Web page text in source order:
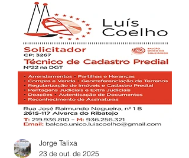
Jorge Talixa
23 de out. de 2025